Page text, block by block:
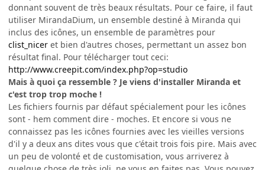
donnant souvent de très beaux résultats. Pour ce faire, il faut
utiliser MirandaDium, un ensemble destiné à Miranda qui
inclus des icônes, un ensemble de paramètres pour
clist_nicer et bien d'autres choses, permettant un assez bon
résultat final. Pour télécharger tout ceci:
http://www.creepit.com/index.php?op=studio
Mais à quoi ça ressemble ? Je viens d'installer Miranda et
c'est trop trop moche !
Les fichiers fournis par défaut spécialement pour les icônes
sont - hem comment dire - moches. Et encore si vous ne
connaissez pas les icônes fournies avec les vieilles versions
d'il y a deux ans dites vous que c'était trois fois pire. Mais avec
un peu de volonté et de customisation, vous arriverez à